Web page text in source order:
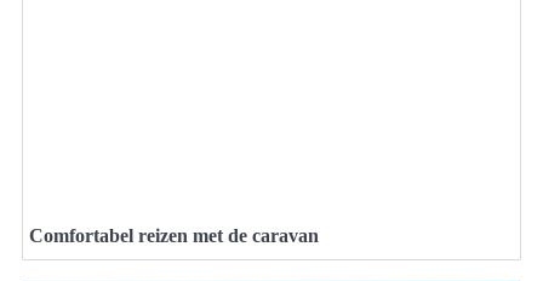
Comfortabel reizen met de caravan